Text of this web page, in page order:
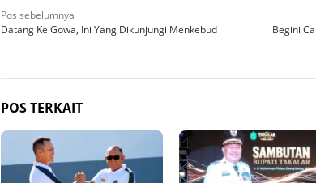
Navigasi
pos
Pos sebelumnya
Datang Ke Gowa, Ini Yang Dikunjungi Menkebud
Begini
POS TERKAIT